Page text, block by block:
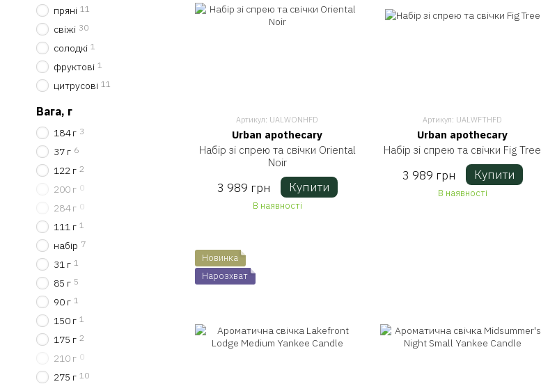
Артикул: UALWONHFD
Urban apothecary
Набір зі спрею та свічки Oriental
Noir
3 989 грн Купити
В наявності
Артикул: UALWFTHFD
Urban apothecary
Набір зі спрею та свічки Fig Tree
3 989 грн Купити
В наявності
Новинка
Нарозхват
пряні 11
свіжі 30
солодкі 1
фруктові 1
цитрусові 11
Вага, г
184 г 3
37 г 6
122 г 2
200 г 0
284 г 0
111 г 1
набір 7
31 г 1
85 г 5
90 г 1
150 г 1
175 г 2
210 г 0
275 г 10